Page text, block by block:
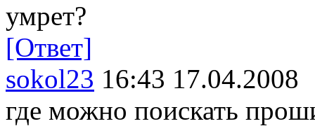
умрет?
[Ответ]
sokol23 16:43 17.04.2008
где можно поискать